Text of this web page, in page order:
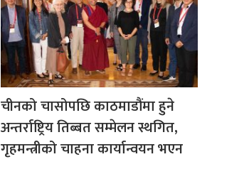
चीनको चासोपछि काठमाडौंमा हुने
अन्तर्राष्ट्रिय तिब्बत सम्मेलन स्थगित,
गृहमन्त्रीको चाहना कार्यान्वयन भएन